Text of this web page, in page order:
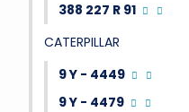
388 227 R 91
CATERPILLAR
9 Y - 4449
9 Y - 4479